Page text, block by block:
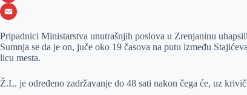
o
k
e
g
e
r
k
d
I
n
b
r
h
t
s
A
X
m
a
i
Pripadnici Ministarstva unutrašnjih poslova u Zrenjaninu
Sumnja se da je on, juče oko 19 časova na putu između
licu mesta.
Ž.L. je određeno zadržavanje do 48 sati nakon čega će, uz